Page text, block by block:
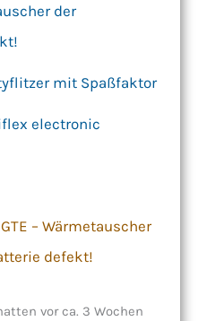
der
mit Spaßfaktor
electronic
– Wärmetauscher
defekt!
vor ca. 3 Wochen